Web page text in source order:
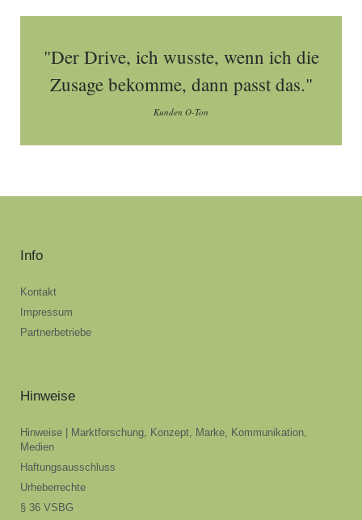
"Der Drive, ich wusste, wenn ich die
Zusage bekomme, dann passt das."
Kunden O-Ton
Info
Kontakt
Impressum
Partnerbetriebe
Hinweise
Hinweise | Marktforschung, Konzept, Marke, Kommunikation,
Medien
Haftungsausschluss
Urheberrechte
§ 36 VSBG